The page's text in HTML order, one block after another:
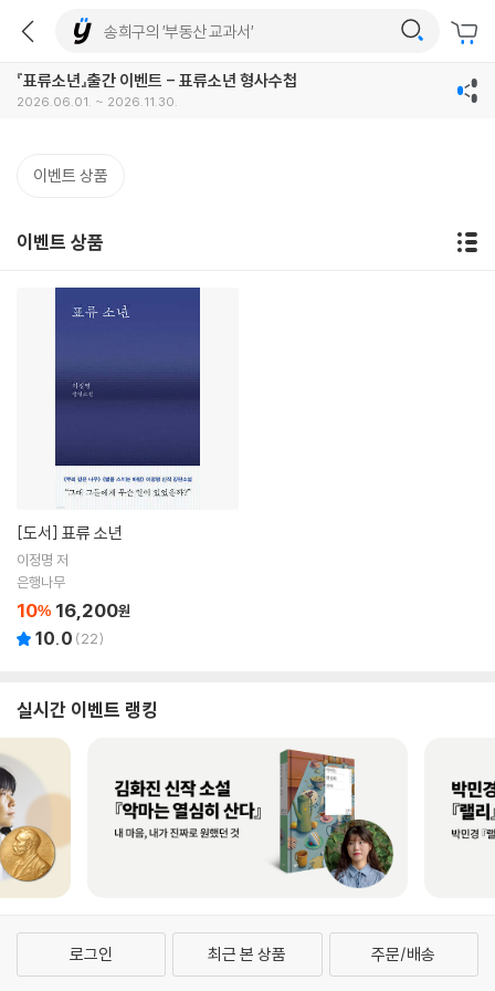
『표류소년』출간 이벤트 - 표류소년 형사수첩
2026.06.01. ~ 2026.11.30.
이벤트 상품
이벤트 상품
[도서] 표류 소년
이정명 저
은행나무
10% 16,200원
10.0 (22)
실시간 이벤트 랭킹
로그인 최근 본 상품 주문/배송